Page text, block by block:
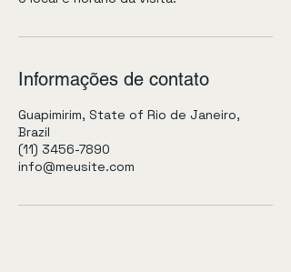
Informações de contato
Guapimirim, State of Rio de Janeiro,
Brazil
(11) 3456-7890
info@meusite.com